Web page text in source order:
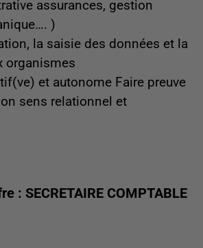
assurances, gestion
)
la saisie des données et la
organismes
et autonome Faire preuve
sens relationnel et
: SECRETAIRE COMPTABLE